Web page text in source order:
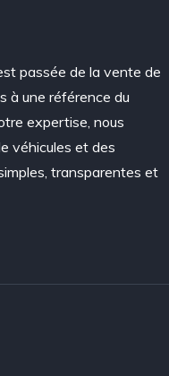
passée de la vente de
à une référence du
expertise, nous
véhicules et des
transparentes et